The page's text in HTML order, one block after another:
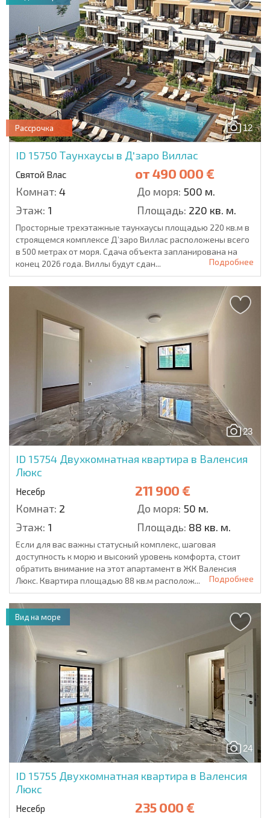
12
Рассрочка
ID 15750 Таунхаусы в Д'заро Виллас
Святой Влас от490 000 €
Комнат: 4 До моря: 500 м.
Этаж: 1 Площадь: 220 кв. м.
Просторные трехэтажные таунхаусы площадью 220 кв.м в
строящемся комплексе Д’заро Виллас расположены всего
в 500 метрах от моря. Сдача объекта запланирована на
конец 2026 года. Виллы будут сдан...
Подробнее
23
ID 15754 Двухкомнатная квартира в Валенсия
Люкс
Несебр 211 900 €
Комнат: 2 До моря: 50 м.
Этаж: 1 Площадь: 88 кв. м.
Если для вас важны статусный комплекс, шаговая
доступность к морю и высокий уровень комфорта, стоит
обратить внимание на этот апартамент в ЖК Валенсия
Люкс. Квартира площадью 88 кв.м располож...
Подробнее
24
ID 15755 Двухкомнатная квартира в Валенсия
Люкс
Несебр 235 000 €
Вид на море